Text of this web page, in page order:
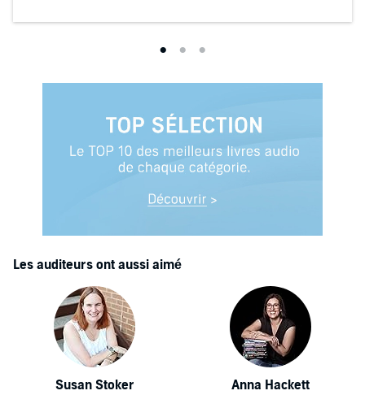
Les auditeurs ont aussi aimé
Susan Stoker Anna Hackett